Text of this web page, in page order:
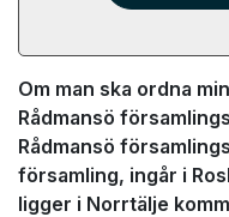
Om man ska ordna
Rådmansö
Rådmansö
församling, ingår i
ligger i Norrtälje